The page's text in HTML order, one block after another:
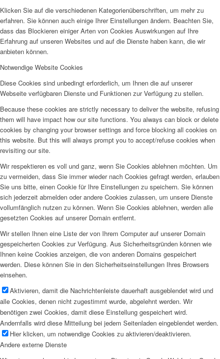
Klicken Sie auf die verschiedenen Kategorienüberschriften, um mehr zu
erfahren. Sie können auch einige Ihrer Einstellungen ändern. Beachten Sie,
dass das Blockieren einiger Arten von Cookies Auswirkungen auf Ihre
Erfahrung auf unseren Websites und auf die Dienste haben kann, die wir
anbieten können.
Notwendige Website Cookies
Diese Cookies sind unbedingt erforderlich, um Ihnen die auf unserer
Webseite verfügbaren Dienste und Funktionen zur Verfügung zu stellen.
Because these cookies are strictly necessary to deliver the website, refusing
them will have impact how our site functions. You always can block or delete
cookies by changing your browser settings and force blocking all cookies on
this website. But this will always prompt you to accept/refuse cookies when
revisiting our site.
Wir respektieren es voll und ganz, wenn Sie Cookies ablehnen möchten. Um
zu vermeiden, dass Sie immer wieder nach Cookies gefragt werden, erlauben
Sie uns bitte, einen Cookie für Ihre Einstellungen zu speichern. Sie können
sich jederzeit abmelden oder andere Cookies zulassen, um unsere Dienste
vollumfänglich nutzen zu können. Wenn Sie Cookies ablehnen, werden alle
gesetzten Cookies auf unserer Domain entfernt.
Wir stellen Ihnen eine Liste der von Ihrem Computer auf unserer Domain
gespeicherten Cookies zur Verfügung. Aus Sicherheitsgründen können wie
Ihnen keine Cookies anzeigen, die von anderen Domains gespeichert
werden. Diese können Sie in den Sicherheitseinstellungen Ihres Browsers
einsehen.
Aktivieren, damit die Nachrichtenleiste dauerhaft ausgeblendet wird und
alle Cookies, denen nicht zugestimmt wurde, abgelehnt werden. Wir
benötigen zwei Cookies, damit diese Einstellung gespeichert wird.
Andernfalls wird diese Mitteilung bei jedem Seitenladen eingeblendet werden.
Hier klicken, um notwendige Cookies zu aktivieren/deaktivieren.
Andere externe Dienste